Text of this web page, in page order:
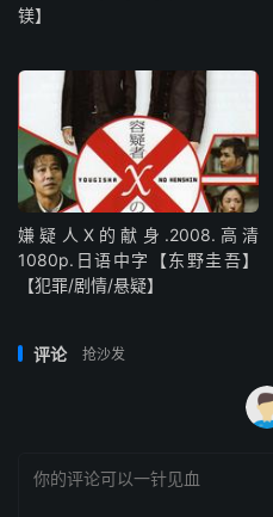
镁】
嫌疑人X的献身.2008.高清
1080p.日语中字【东野圭吾】
【犯罪/剧情/悬疑】
评论 抢沙发